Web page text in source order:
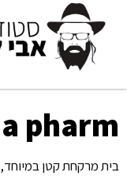
pharm
בית מרקחת קטן